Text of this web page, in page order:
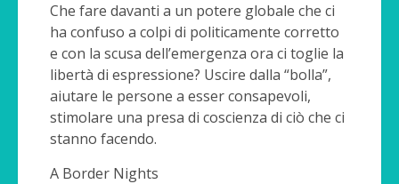
Che fare davanti a un potere globale che ci
ha confuso a colpi di politicamente corretto
e con la scusa dell’emergenza ora ci toglie la
libertà di espressione? Uscire dalla “bolla”,
aiutare le persone a esser consapevoli,
stimolare una presa di coscienza di ciò che ci
stanno facendo.
A Border Nights